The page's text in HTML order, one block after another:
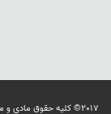
2017© کلیه حقوق مادی و معنوی برای سامانه